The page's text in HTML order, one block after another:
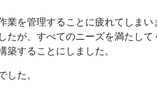
業を管理することに疲れてしま
たが、すべてのニーズを満たして
築することにしました。
した。